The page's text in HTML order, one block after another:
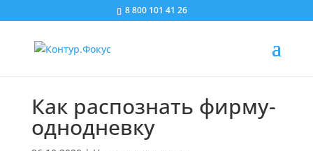
8 800 101 41 26
Как распознать фирму-
однодневку